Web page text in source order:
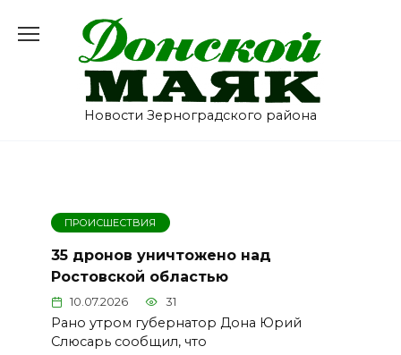
содержанию
Новости Зерноградского района
ПРОИСШЕСТВИЯ
35 дронов уничтожено над
Ростовской областью
10.07.2026 31
Рано утром губернатор Дона Юрий
Слюсарь сообщил, что